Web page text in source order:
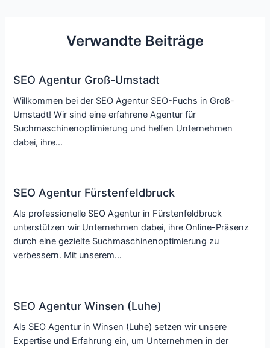
Verwandte Beiträge
SEO Agentur Groß-Umstadt
Willkommen bei der SEO Agentur SEO-Fuchs in Groß-
Umstadt! Wir sind eine erfahrene Agentur für
Suchmaschinenoptimierung und helfen Unternehmen
dabei, ihre…
SEO Agentur Fürstenfeldbruck
Als professionelle SEO Agentur in Fürstenfeldbruck
unterstützen wir Unternehmen dabei, ihre Online-Präsenz
durch eine gezielte Suchmaschinenoptimierung zu
verbessern. Mit unserem…
SEO Agentur Winsen (Luhe)
Als SEO Agentur in Winsen (Luhe) setzen wir unsere
Expertise und Erfahrung ein, um Unternehmen in der